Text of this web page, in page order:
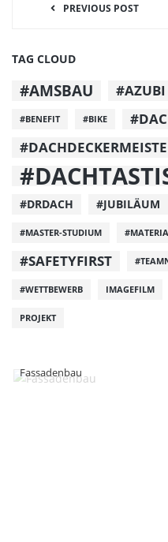
PREVIOUS POST
TAG CLOUD
#AMSBAU #AZUBI
#BENEFIT #BIKE
#DRDACH #JUBILÄUM
#MASTER-STUDIUM
#SAFETYFIRST
#WETTBEWERB IMAGEFILM
PROJEKT
Fassadenbau